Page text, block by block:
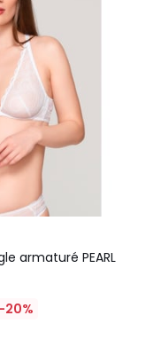
armaturé PEARL
-20%